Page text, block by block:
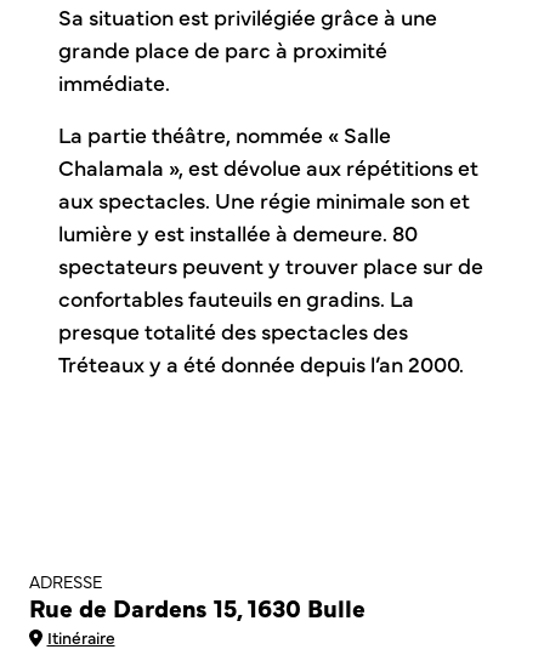
Sa situation est privilégiée grâce à une
grande place de parc à proximité
immédiate.
La partie théâtre, nommée « Salle
Chalamala », est dévolue aux répétitions et
aux spectacles. Une régie minimale son et
lumière y est installée à demeure. 80
spectateurs peuvent y trouver place sur de
confortables fauteuils en gradins. La
presque totalité des spectacles des
Tréteaux y a été donnée depuis l’an 2000.
ADRESSE
Rue de Dardens 15, 1630 Bulle
Itinéraire